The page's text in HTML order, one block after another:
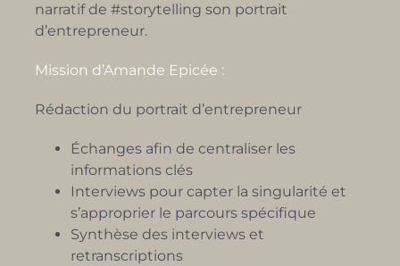
narratif de #storytelling son portrait
d’entrepreneur.
Mission d’Amande Epicée :
Rédaction du portrait d’entrepreneur
Échanges afin de centraliser les
informations clés
Interviews pour capter la singularité et
s’approprier le parcours spécifique
Synthèse des interviews et
retranscriptions